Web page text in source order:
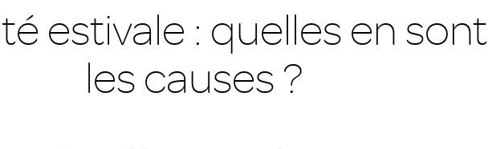
estivale : quelles en sont
les causes ?